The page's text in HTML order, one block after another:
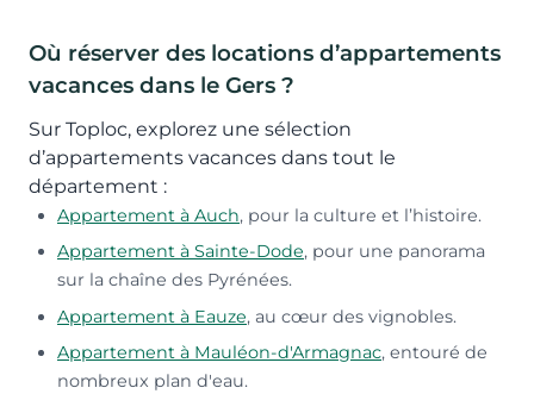
Où réserver des locations d’appartements
vacances dans le Gers ?
Sur Toploc, explorez une sélection
d’appartements vacances dans tout le
département :
Appartement à Auch, pour la culture et l’histoire.
Appartement à Sainte-Dode, pour une panorama
sur la chaîne des Pyrénées.
Appartement à Eauze, au cœur des vignobles.
Appartement à Mauléon-d'Armagnac, entouré de
nombreux plan d'eau.